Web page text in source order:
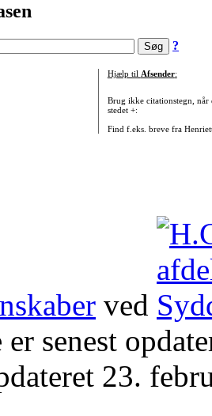
?
Hjælp til Afsender:
Brug ikke citationstegn, når
stedet +:
Find f.eks. breve fra
ved
er senest
23.